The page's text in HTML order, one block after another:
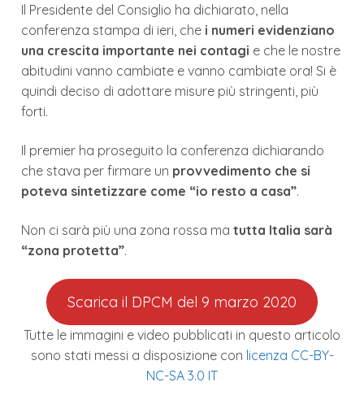
Il Presidente del Consiglio ha dichiarato, nella
conferenza stampa di ieri, che i numeri evidenziano
una crescita importante nei contagi e che le nostre
abitudini vanno cambiate e vanno cambiate ora! Si è
quindi deciso di adottare misure più stringenti, più
forti.
Il premier ha proseguito la conferenza dichiarando
che stava per firmare un provvedimento che si
poteva sintetizzare come “io resto a casa”.
Non ci sarà più una zona rossa ma tutta Italia sarà
“zona protetta”.
Scarica il DPCM del 9 marzo 2020
Tutte le immagini e video pubblicati in questo articolo
sono stati messi a disposizione con licenza CC-BY-
NC-SA 3.0 IT